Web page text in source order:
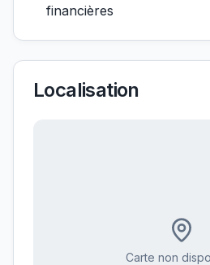
financières
Localisation
Carte non